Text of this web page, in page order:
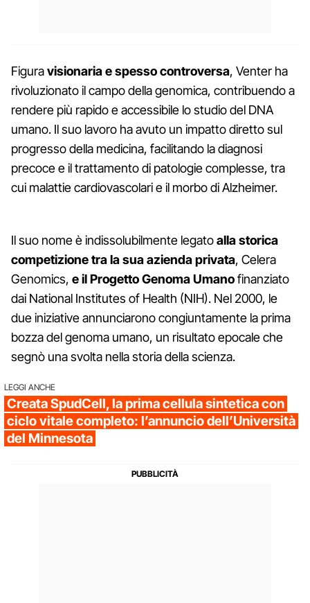
Figuravisionaria e spesso controversa, Venter ha
rivoluzionato il campo della genomica, contribuendo a
rendere più rapido e accessibile lo studio del DNA
umano. Il suo lavoro ha avuto un impatto diretto sul
progresso della medicina, facilitando la diagnosi
precoce e il trattamento di patologie complesse, tra
cui malattie cardiovascolari e il morbo di Alzheimer.
Il suo nome è indissolubilmente legatoalla storica
competizione tra la sua azienda privata, Celera
Genomics, e il Progetto Genoma Umanofinanziato
dai National Institutes of Health (NIH). Nel 2000, le
due iniziative annunciarono congiuntamente la prima
bozza del genoma umano, un risultato epocale che
segnò una svolta nella storia della scienza.
LEGGI ANCHE
Creata SpudCell, la prima cellula sintetica con
ciclo vitale completo: l’annuncio dell’Università
del Minnesota